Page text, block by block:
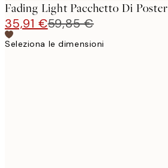
Fading Light Pacchetto Di Poster
35,91 €59,85 €
Seleziona le dimensioni